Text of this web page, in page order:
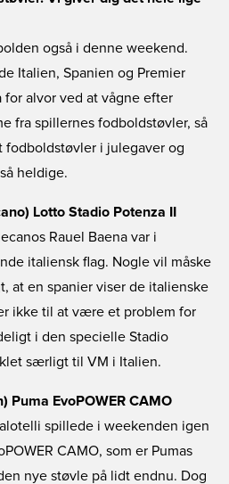
også i denne weekend.
Italien, Spanien og Premier
for alvor ved at vågne efter
fra spillernes fodboldstøvler, så
fodboldstøvler i julegaver og
heldige.
Lotto Stadio Potenza II
Rauel Baena var i
italiensk flag. Nogle vil måske
at en spanier viser de italienske
ikke til at være et problem for
i den specielle Stadio
særligt til VM i Italien.
Puma EvoPOWER CAMO
spillede i weekenden igen
CAMO, som er Pumas
nye støvle på lidt endnu. Dog